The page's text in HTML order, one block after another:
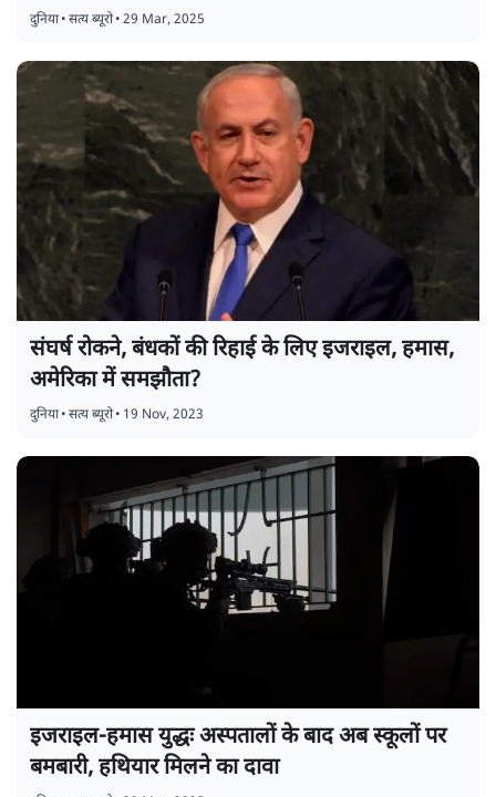
भारत आ रहे मालवाहक जहाज का अपहरण, इसके पीछे
हूथी समूहः इजराइल
सत्य ब्यूरो•29 Mar, 2025
संघर्ष रोकने, बंधकों की रिहाई के लिए इजराइल, हमास,
अमेरिका में समझौता?
सत्य ब्यूरो•19 Nov, 2023